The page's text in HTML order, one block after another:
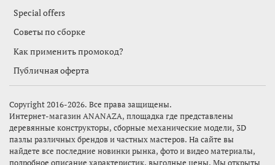
Special offers
Советы по сборке
Как применить промокод?
Публичная оферта
Copyright 2016-2026. Все права защищены.
Интернет-магазинANANAZA, площадка где представлены
деревянные конструкторы, сборные механические модели, 3D
пазлы различных брендов и частных мастеров. На сайте вы
найдете все последние новинки рынка, фото и видео материалы,